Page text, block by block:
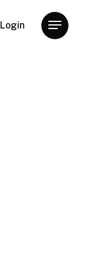
Login Menu